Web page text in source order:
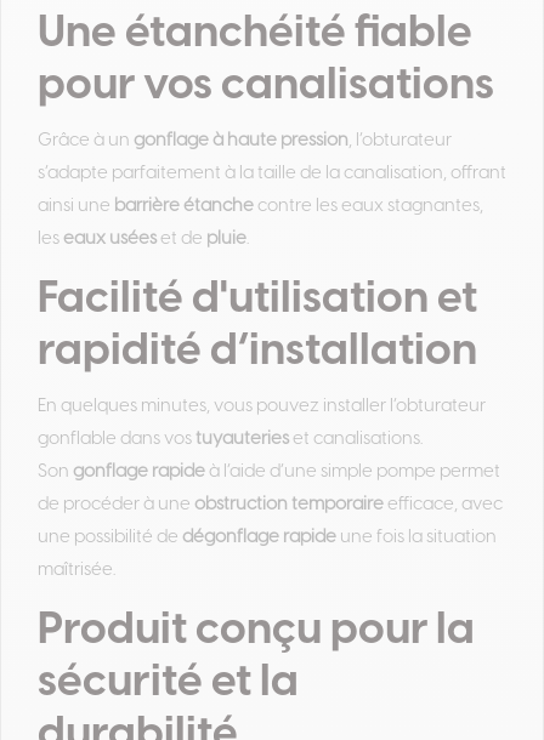
Une étanchéité fiable
pour vos canalisations
Grâce à un gonflage à haute pression, l’obturateur
s’adapte parfaitement à la taille de la canalisation, offrant
ainsi une barrière étanche contre les eaux stagnantes,
leseaux uséeset de pluie.
Facilité d'utilisation et
rapidité d’installation
En quelques minutes, vous pouvez installer l’obturateur
gonflable dans vos tuyauterieset canalisations.
Son gonflage rapide à l’aide d’une simple pompe permet
de procéder à une obstruction temporaireefficace, avec
une possibilité de dégonflage rapide une fois la situation
maîtrisée.
Produit conçu pour la
sécurité et la